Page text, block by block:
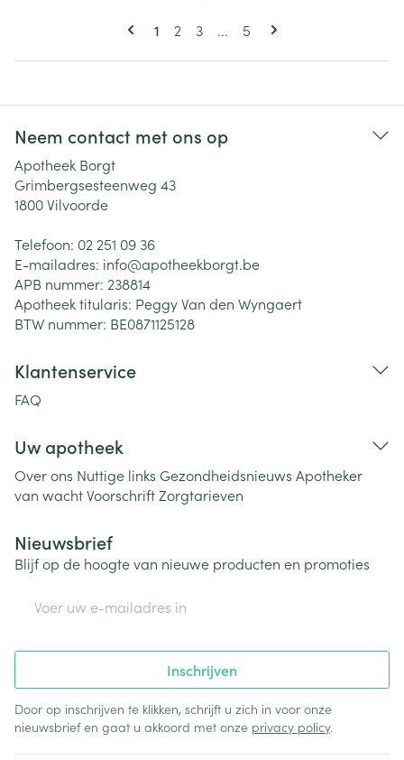
Pagina's
U lees momenteel pagina
1 Pagina
2 Pagina
3 ... Pagina
5
Neem contact met ons op
Apotheek Borgt
Grimbergsesteenweg 43
1800Vilvoorde
Telefoon: 02 251 09 36
E-mailadres: info@apotheekborgt.be
APB nummer: 238814
Apotheek titularis: Peggy Van den Wyngaert
BTW nummer: BE0871125128
Klantenservice
FAQ
Uw apotheek
Over ons Nuttige links Gezondheidsnieuws Apotheker
van wachtVoorschriftZorgtarieven
Nieuwsbrief
Blijf op de hoogte van nieuwe producten en promoties
Inschrijven
Door op inschrijven te klikken, schrijft u zich in voor onze
nieuwsbrief en gaat u akkoord met onze privacy policy.